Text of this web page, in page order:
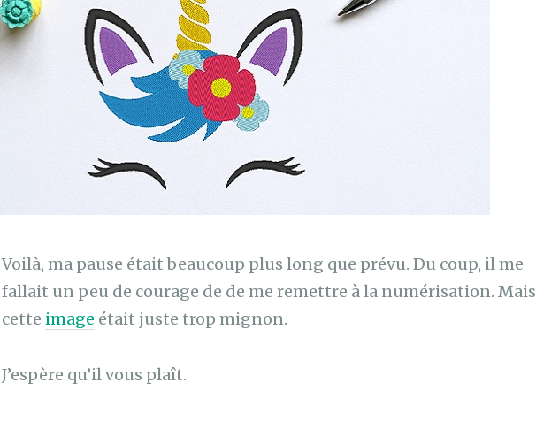
Voilà, ma pause était beaucoup plus long que prévu. Du coup, il me
fallait un peu de courage de de me remettre à la numérisation. Mais
cette image était juste trop mignon.
J’espère qu’il vous plaît.